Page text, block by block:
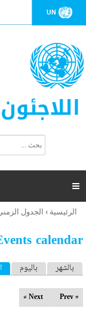
UN
ت
ر
ل
ح
ب

أنت
هنا
الرئيسية › الجدول
calendar
ا
ل
ب
بالشهر باليوم
« Prev
Next »